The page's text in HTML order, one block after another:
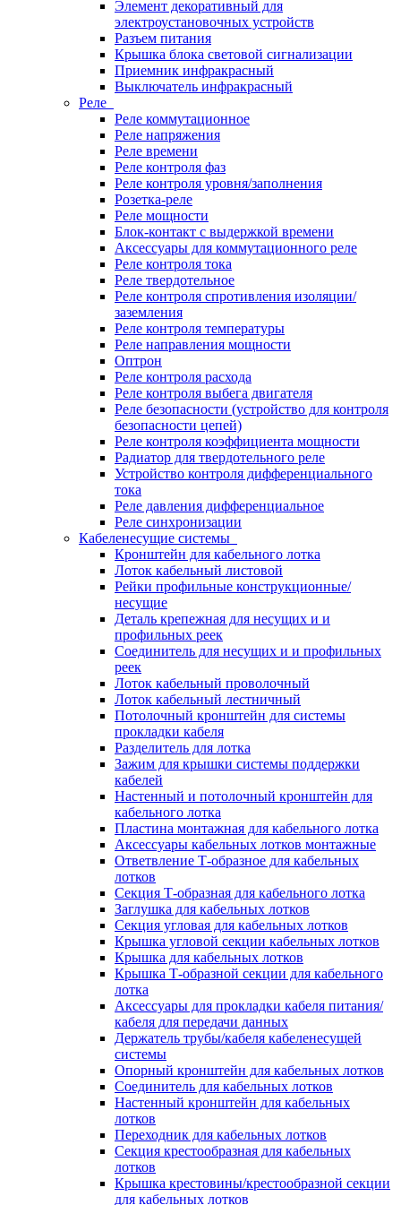
Элемент декоративный для
электроустановочных устройств
Разъем питания
Крышка блока световой сигнализации
Приемник инфракрасный
Выключатель инфракрасный
Реле
Реле коммутационное
Реле напряжения
Реле времени
Реле контроля фаз
Реле контроля уровня/заполнения
Розетка-реле
Реле мощности
Блок-контакт с выдержкой времени
Аксессуары для коммутационного реле
Реле контроля тока
Реле твердотельное
Реле контроля спротивления изоляции/
заземления
Реле контроля температуры
Реле направления мощности
Оптрон
Реле контроля расхода
Реле контроля выбега двигателя
Реле безопасности (устройство для контроля
безопасности цепей)
Реле контроля коэффициента мощности
Радиатор для твердотельного реле
Устройство контроля дифференциального
тока
Реле давления дифференциальное
Реле синхронизации
Кабеленесущие системы
Кронштейн для кабельного лотка
Лоток кабельный листовой
Рейки профильные конструкционные/
несущие
Деталь крепежная для несущих и и
профильных реек
Соединитель для несущих и и профильных
реек
Лоток кабельный проволочный
Лоток кабельный лестничный
Потолочный кронштейн для системы
прокладки кабеля
Разделитель для лотка
Зажим для крышки системы поддержки
кабелей
Настенный и потолочный кронштейн для
кабельного лотка
Пластина монтажная для кабельного лотка
Аксессуары кабельных лотков монтажные
Ответвление Т-образное для кабельных
лотков
Секция Т-образная для кабельного лотка
Заглушка для кабельных лотков
Секция угловая для кабельных лотков
Крышка угловой секции кабельных лотков
Крышка для кабельных лотков
Крышка Т-образной секции для кабельного
лотка
Аксессуары для прокладки кабеля питания/
кабеля для передачи данных
Держатель трубы/кабеля кабеленесущей
системы
Опорный кронштейн для кабельных лотков
Соединитель для кабельных лотков
Настенный кронштейн для кабельных
лотков
Переходник для кабельных лотков
Секция крестообразная для кабельных
лотков
Крышка крестовины/крестообразной секции
для кабельных лотков